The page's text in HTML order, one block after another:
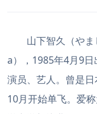
山下智久（やま
a），1985年4月9日
演员、艺人。曾是
10月开始单飞。爱